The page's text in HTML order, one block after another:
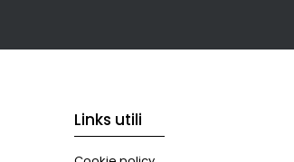
Links utili